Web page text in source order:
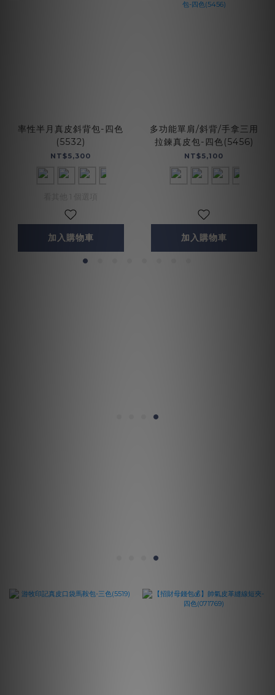
率性半月真皮斜背包-四色
(5532)
NT$5,300
看其他 1 個選項
加入購物車
多功能單肩/斜背/手拿三用
拉鍊真皮包-四色(5456)
NT$5,100
加入購物車